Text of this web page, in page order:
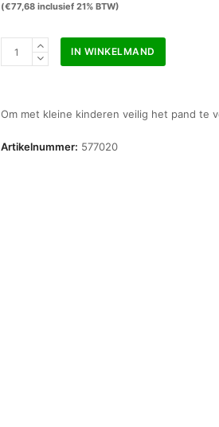
(€77,68 inclusief 21% BTW)
Evacuatiekoord
IN WINKELMAND
Om met kleine kinderen veilig het pand te
Artikelnummer: 577020